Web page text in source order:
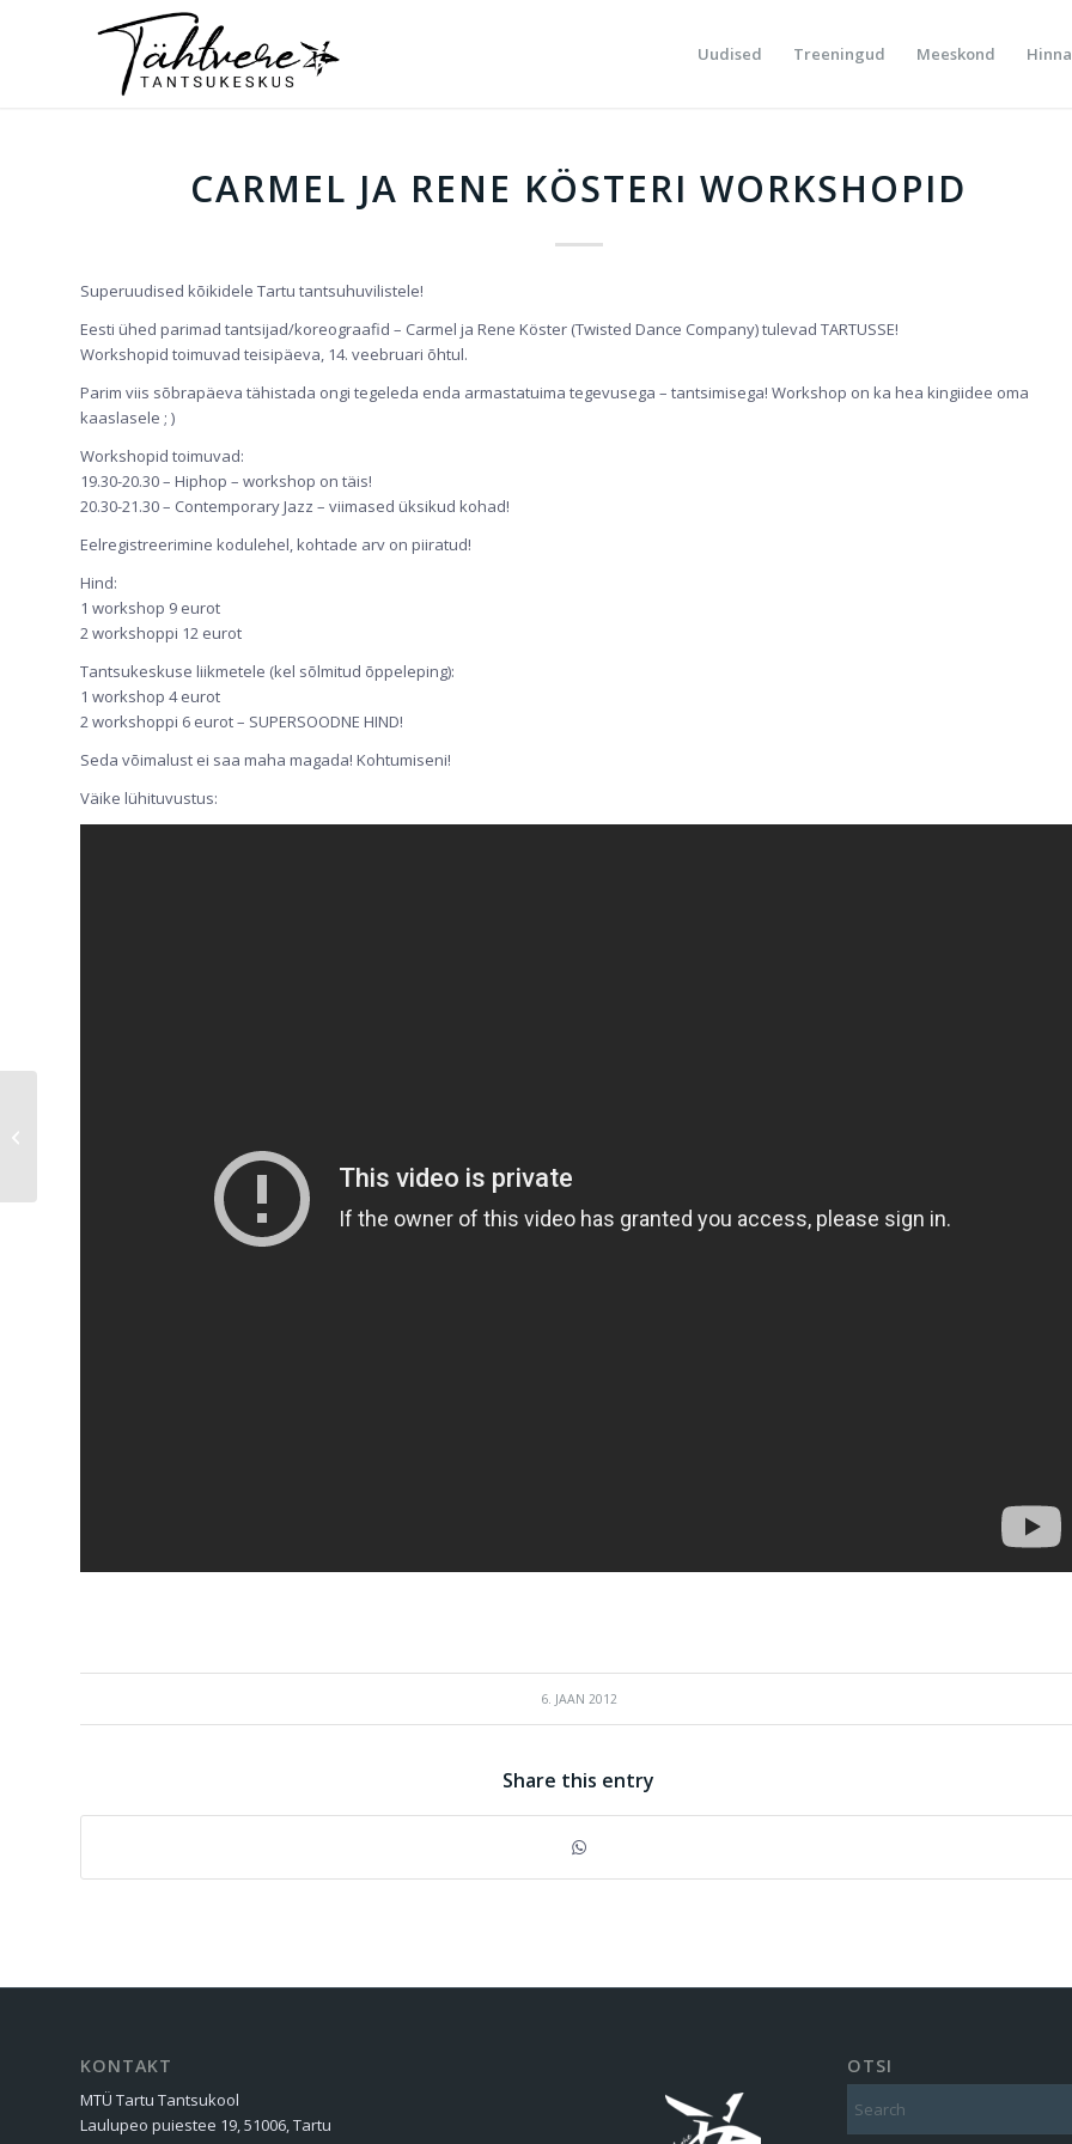
Uudised Treeningud Meeskond
CARMEL JA RENE KÖSTERI WORKSHOPID
Superuudised kõikidele Tartu tantsuhuvilistele!
Eesti ühed parimad tantsijad/koreograafid – Carmel ja Rene Köster (Twisted Dance Company) tulevad TARTUSSE!
Workshopid toimuvad teisipäeva, 14. veebruari õhtul.
Parim viis sõbrapäeva tähistada ongi tegeleda enda armastatuima tegevusega – tantsimisega! Workshop on ka hea kingiidee oma
kaaslasele ; )
Workshopid toimuvad:
19.30-20.30 – Hiphop – workshop on täis!
20.30-21.30 – Contemporary Jazz – viimased üksikud kohad!
Eelregistreerimine kodulehel, kohtade arv on piiratud!
Hind:
1 workshop 9 eurot
2 workshoppi 12 eurot
Tantsukeskuse liikmetele (kel sõlmitud õppeleping):
1 workshop 4 eurot
2 workshoppi 6 eurot – SUPERSOODNE HIND!
Seda võimalust ei saa maha magada! Kohtumiseni!
Väike lühituvustus:
6. JAAN 2012
Share this entry
KONTAKT
MTÜ Tartu Tantsukool
Laulupeo puiestee 19, 51006, Tartu
OTSI